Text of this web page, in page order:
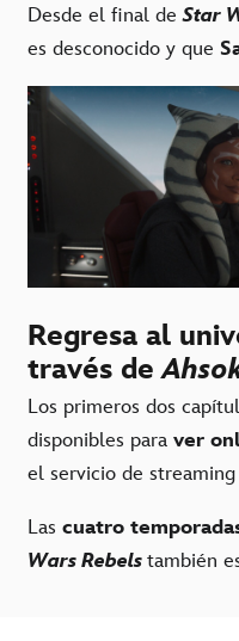
Desde el final deStar
es desconocido y que
Regresa al
través de
Los primeros dos
disponibles para ver
el servicio de
Las cuatro
Wars Rebels también